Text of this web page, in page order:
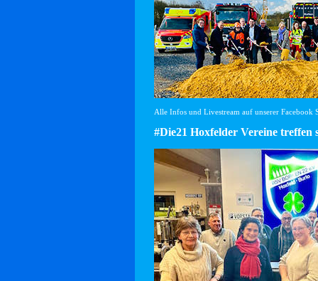
Alle Infos und Livestream auf unserer Facebook
#Die21 Hoxfelder Vereine treffen